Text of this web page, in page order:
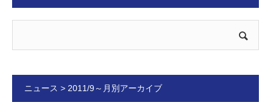
ニュース > 2011/9～月別アーカイブ